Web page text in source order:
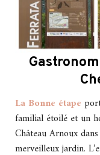
La Bonne étape
familial étoilé et un
Château Arnoux
merveilleux jardin.